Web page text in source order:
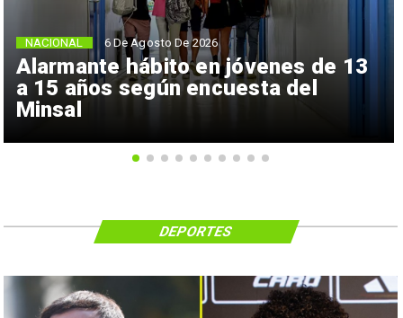
Alarmante hábito en jóvenes de 13
a 15 años según encuesta del
Minsal
NACIONAL 6 De Agosto De 2026
DEPORTES